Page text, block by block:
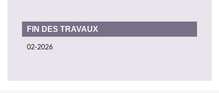
FIN DES TRAVAUX
02-2026